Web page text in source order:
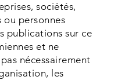
sociétés,
ou personnes
publications sur ce
et ne
nécessairement
les